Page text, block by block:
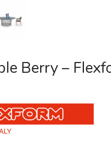
Berry –